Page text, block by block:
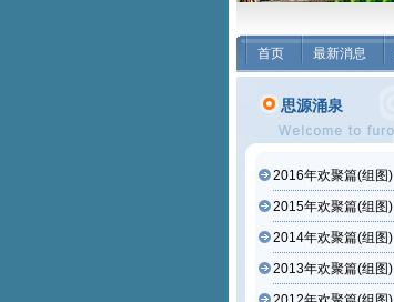
首页 最新消息
思源涌泉
2016年欢聚篇(组图)
2015年欢聚篇(组图)
2014年欢聚篇(组图)
2013年欢聚篇(组图)